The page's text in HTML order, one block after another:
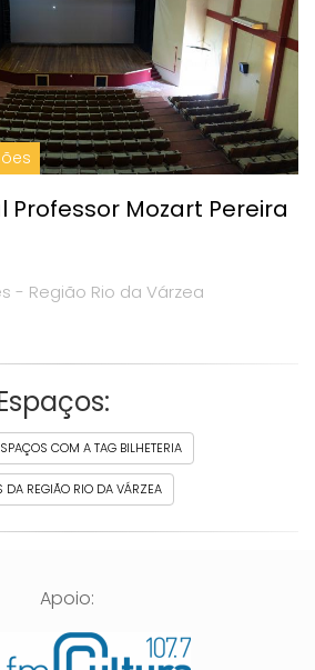
Professor Mozart Pereira
- Região Rio da Várzea
COM A TAG BILHETERIA
DA REGIÃO RIO DA VÁRZEA
Apoio: